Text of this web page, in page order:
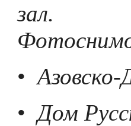
зал.
•Азовско-
•Дом